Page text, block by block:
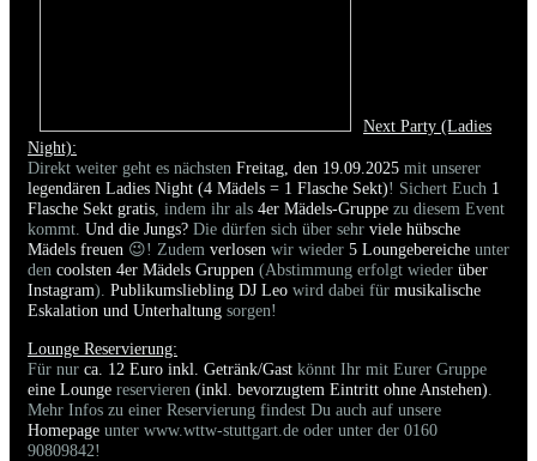
Next Party (Ladies
Night):
Direkt weiter geht es nächsten Freitag, den 19.09.2025 mit unserer
legendären Ladies Night (4 Mädels = 1 Flasche Sekt)! Sichert Euch 1
Flasche Sekt gratis, indem ihr als 4er Mädels-Gruppe zu diesem Event
kommt. Und die Jungs? Die dürfen sich über sehr viele hübsche
Mädels freuen 😉! Zudem verlosen wir wieder 5 Loungebereiche unter
den coolsten 4er Mädels Gruppen (Abstimmung erfolgt wieder über
Instagram). Publikumsliebling DJ Leo wird dabei für musikalische
Eskalation und Unterhaltung sorgen!
Lounge Reservierung:
Für nur ca. 12 Euro inkl. Getränk/Gast könnt Ihr mit Eurer Gruppe
eine Lounge reservieren (inkl. bevorzugtem Eintritt ohne Anstehen)
Mehr Infos zu einer Reservierung findest Du auch auf unsere
Homepage unter www.wttw-stuttgart.de oder unter der 0160
90809842!